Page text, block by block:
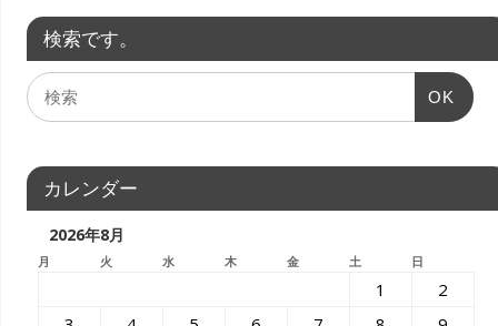
検索です。
OK
カレンダー
2026年8月
月 火 水 木 金 土 日
1
2